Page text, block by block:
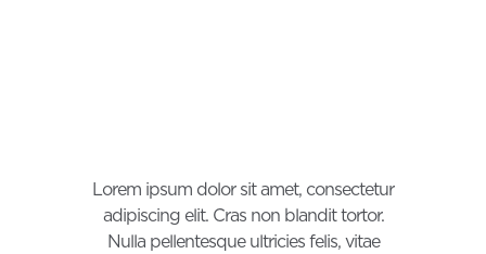
Lorem ipsum dolor sit amet, consectetur
adipiscing elit. Cras non blandit tortor.
Nulla pellentesque ultricies felis, vitae